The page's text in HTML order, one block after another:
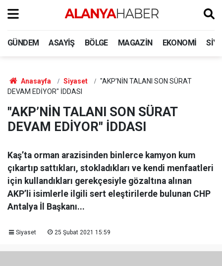
GÜNDEM ASAYIŞ BÖLGE MAGAZIN EKONOMI
Anasayfa Siyaset
"AKP’NİN TALANI SON SÜRAT
DEVAM EDİYOR" İDDASI
"AKP’NİN TALANI SON SÜRAT
DEVAM EDİYOR" İDDASI
Kaş’ta orman arazisinden binlerce kamyon kum
çıkartıp sattıkları, stokladıkları ve kendi menfaatleri
için kullandıkları gerekçesiyle gözaltına alınan
AKP’li isimlerle ilgili sert eleştirilerde bulunan CHP
Antalya İl Başkanı...
Siyaset 25 Şubat 2021 15:59